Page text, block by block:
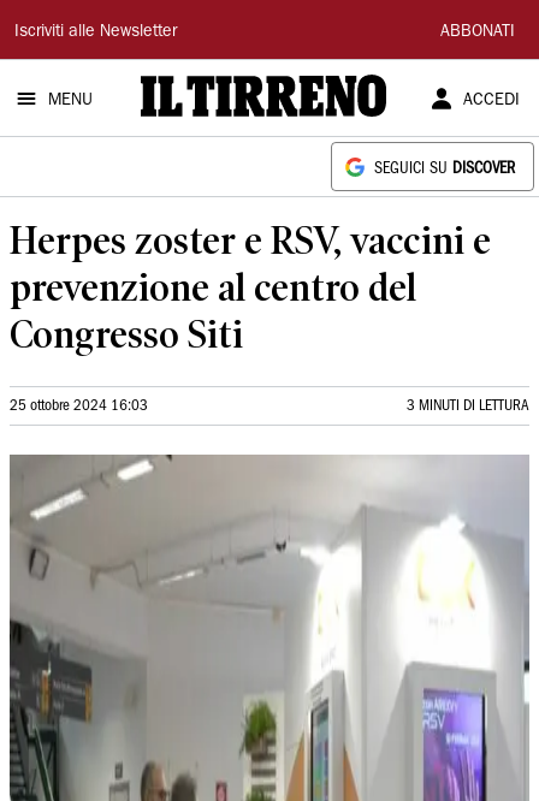
Il
Tirreno
Iscriviti alle Newsletter ABBONATI
MENU ACCEDI
SEGUICI SU DISCOVER
Herpes zoster e RSV, vaccini e
prevenzione al centro del
Congresso Siti
25 ottobre 2024 16:03 3 MINUTI DI LETTURA